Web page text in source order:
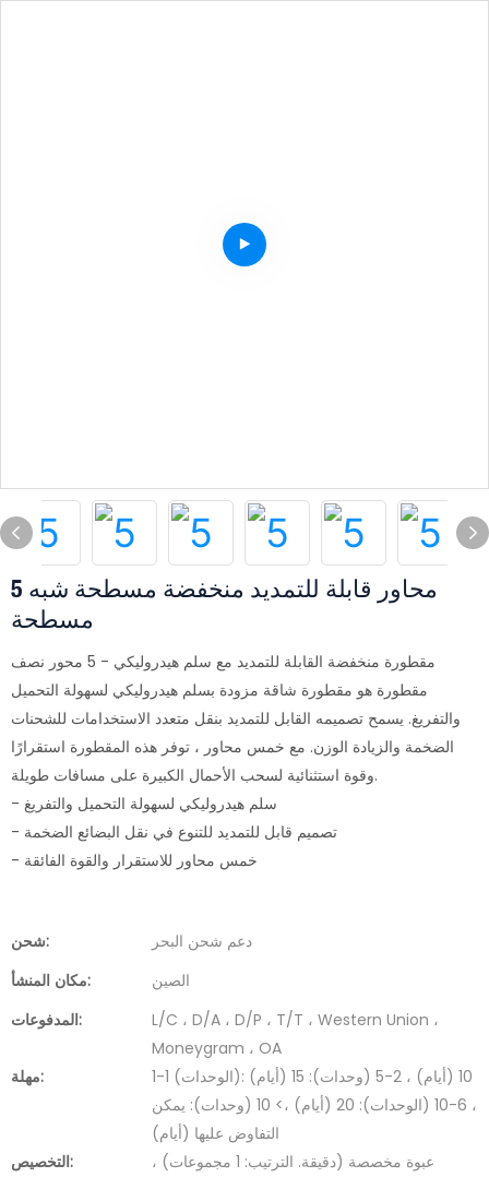
5 محاور قابلة للتمديد منخفضة مسطحة شبه
مسطحة
مقطورة منخفضة القابلة للتمديد مع سلم هيدروليكي - 5 محور نصف
مقطورة هو مقطورة شاقة مزودة بسلم هيدروليكي لسهولة التحميل
والتفريغ. يسمح تصميمه القابل للتمديد بنقل متعدد الاستخدامات للشحنات
الضخمة والزيادة الوزن. مع خمس محاور ، توفر هذه المقطورة استقرارًا
وقوة استثنائية لسحب الأحمال الكبيرة على مسافات طويلة.
- سلم هيدروليكي لسهولة التحميل والتفريغ
- تصميم قابل للتمديد للتنوع في نقل البضائع الضخمة
- خمس محاور للاستقرار والقوة الفائقة
شحن:
دعم شحن البحر
مكان المنشأ:
الصين
المدفوعات:
L/C ، D/A ، D/P ، T/T ، Western Union ،
Moneygram ، OA
مهلة:
1-1 (الوحدات): 10 (أيام) ، 2-5 (وحدات): 15 (أيام)
، 6-10 (الوحدات): 20 (أيام) ،> 10 (وحدات): يمكن
التفاوض عليها (أيام)
التخصيص:
عبوة مخصصة (دقيقة. الترتيب: 1 مجموعات) ،